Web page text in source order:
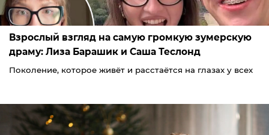
Взрослый взгляд на самую громкую зумерскую
драму: Лиза Барашик и Саша Теслонд
Поколение, которое живёт и расстаётся на глазах у всех